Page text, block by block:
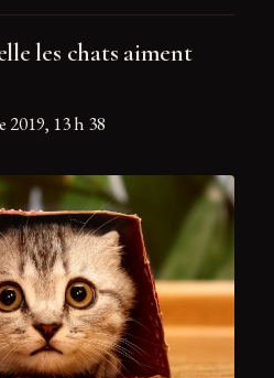
les chats aiment
13 h 38